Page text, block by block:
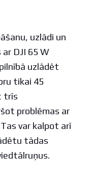
uzlādi un
DJI 65 W
uzlādēt
tikai 45
trīs
problēmas ar
var kalpot arī
tādas